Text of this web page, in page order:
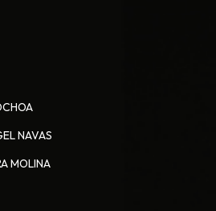
NAVAS
MOLINA